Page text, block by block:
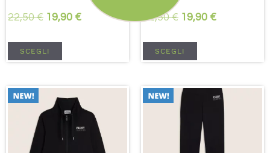
22,50€ 19,90 €
SCEGLI
22,50€ 19,90 €
SCEGLI